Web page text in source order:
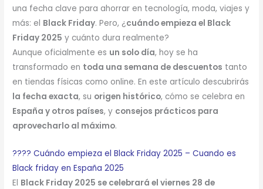
una fecha clave para ahorrar en tecnología, moda, viajes y
más: el Black Friday. Pero, ¿cuándo empieza el Black
Friday 2025 y cuánto dura realmente?
Aunque oficialmente es un solo día, hoy se ha
transformado en toda una semana de descuentos tanto
en tiendas físicas como online. En este artículo descubrirás
la fecha exacta, su origen histórico, cómo se celebra en
España y otros países, y consejos prácticos para
aprovecharlo al máximo.
???? Cuándo empieza el Black Friday 2025 – Cuando es
Black friday en España 2025
El Black Friday 2025 se celebrará el viernes 28 de